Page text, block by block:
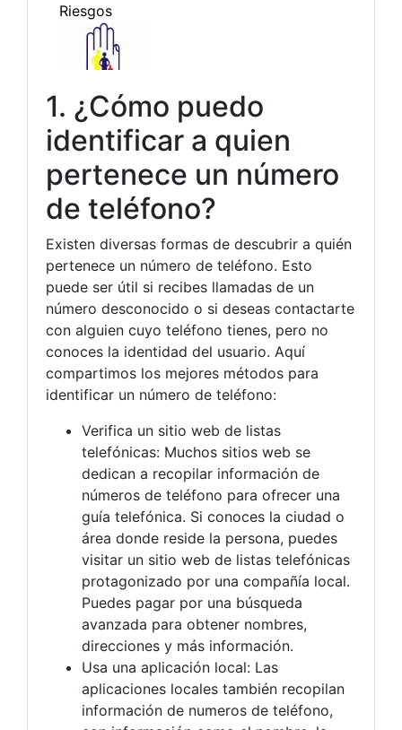
1. ¿Cómo puedo
identificar a quien
pertenece un número
de teléfono?
Existen diversas formas de descubrir a quién
pertenece un número de teléfono. Esto
puede ser útil si recibes llamadas de un
número desconocido o si deseas contactarte
con alguien cuyo teléfono tienes, pero no
conoces la identidad del usuario. Aquí
compartimos los mejores métodos para
identificar un número de teléfono:
Verifica un sitio web de listas
telefónicas: Muchos sitios web se
dedican a recopilar información de
números de teléfono para ofrecer una
guía telefónica. Si conoces la ciudad o
área donde reside la persona, puedes
visitar un sitio web de listas telefónicas
protagonizado por una compañía local.
Puedes pagar por una búsqueda
avanzada para obtener nombres,
direcciones y más información.
Usa una aplicación local: Las
aplicaciones locales también recopilan
información de numeros de teléfono,